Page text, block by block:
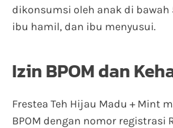
dikonsumsi oleh anak di
ibu hamil, dan ibu menyusui.
Izin BPOM dan
Frestea Teh Hijau Madu + Mint
BPOM dengan nomor registrasi